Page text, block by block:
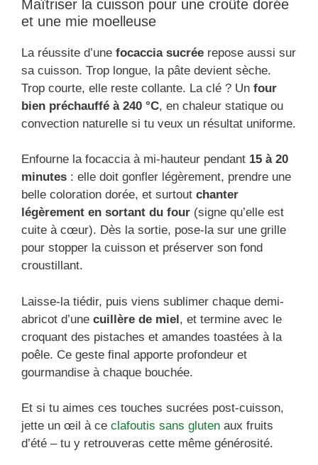
Maîtriser la cuisson pour une croûte dorée
et une mie moelleuse
La réussite d’une focaccia sucrée repose aussi sur
sa cuisson. Trop longue, la pâte devient sèche.
Trop courte, elle reste collante. La clé ? Un four
bien préchauffé à 240 °C, en chaleur statique ou
convection naturelle si tu veux un résultat uniforme.
Enfourne la focaccia à mi-hauteur pendant 15 à 20
minutes : elle doit gonfler légèrement, prendre une
belle coloration dorée, et surtout chanter
légèrement en sortant du four (signe qu’elle est
cuite à cœur). Dès la sortie, pose-la sur une grille
pour stopper la cuisson et préserver son fond
croustillant.
Laisse-la tiédir, puis viens sublimer chaque demi-
abricot d’une cuillère de miel, et termine avec le
croquant des pistaches et amandes toastées à la
poêle. Ce geste final apporte profondeur et
gourmandise à chaque bouchée.
Et si tu aimes ces touches sucrées post-cuisson,
jette un œil à ce clafoutis sans gluten aux fruits
d’été – tu y retrouveras cette même générosité.